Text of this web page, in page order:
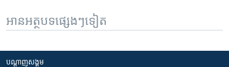
អានអត្ថបទផ្សេងៗទៀត
បណ្តាញ​សង្គម